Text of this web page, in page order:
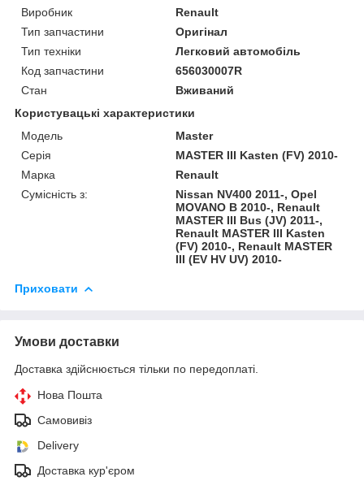
Виробник
Renault
Тип запчастини
Оригінал
Тип техніки
Легковий автомобіль
Код запчастини
656030007R
Стан
Вживаний
Користувацькі характеристики
Модель
Master
Серія
MASTER III Kasten (FV) 2010-
Марка
Renault
Сумісність з:
Nissan NV400 2011-, Opel
MOVANO B 2010-, Renault
MASTER III Bus (JV) 2011-,
Renault MASTER III Kasten
(FV) 2010-, Renault MASTER
III (EV HV UV) 2010-
Приховати
Умови доставки
Доставка здійснюється тільки по передоплаті.
Нова Пошта
Самовивіз
Delivery
Доставка кур'єром